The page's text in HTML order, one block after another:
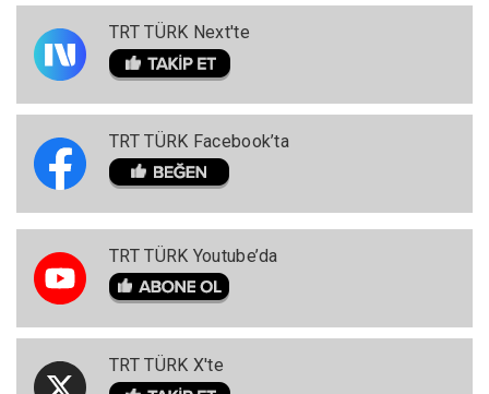
TRT TÜRK Next'te
TRT TÜRK Facebook’ta
TRT TÜRK Youtube’da
TRT TÜRK X'te